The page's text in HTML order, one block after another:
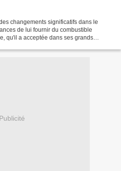
changements significatifs dans le
de lui fournir du combustible
qu'il a acceptée dans ses grands
Publicité